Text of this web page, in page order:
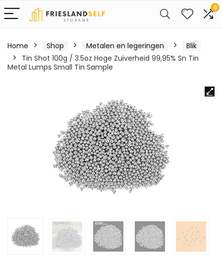
0
Home Shop Metalen en legeringen
Blik
Tin Shot 100g / 3.5oz Hoge Zuiverheid 99,95% Sn Tin
Metal Lumps Small Tin Sample